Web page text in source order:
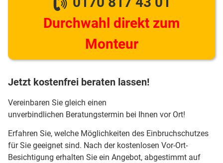
Durchwahl direkt zum
Monteur
Jetzt kostenfrei beraten lassen!
Vereinbaren Sie gleich einen
unverbindlichen Beratungstermin bei Ihnen vor Ort!
Erfahren Sie, welche Möglichkeiten des Einbruchschutzes
für Sie geeignet sind. Nach der kostenlosen Vor-Ort-
Besichtigung erhalten Sie ein Angebot, abgestimmt auf